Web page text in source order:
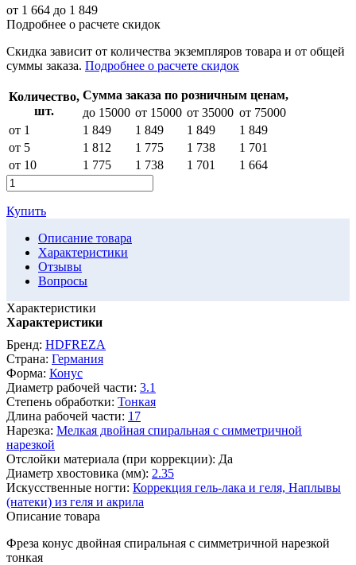
Характеристики
Характеристики
Бренд: HDFREZA
Страна: Германия
Форма: Конус
Диаметр рабочей части: 3.1
Степень обработки: Тонкая
Длина рабочей части: 17
Нарезка: Мелкая двойная спиральная с симметричной
нарезкой
Отслойки материала (при коррекции): Да
Диаметр хвостовика (мм): 2.35
Искусственные ногти: Коррекция гель-лака и геля, Наплывы
(натеки) из геля и акрила
от 1 664 до 1 849
Подробнее о расчете скидок
Скидка зависит от количества экземпляров товара и от общей
суммы заказа. Подробнее о расчете скидок
Количество,
шт.
Сумма заказа по розничным ценам,
до 15000 от 15000 от 35000 от 75000
от 1
1 849 1 849 1 849
1 849
от 5
1 812 1 775 1 738
1 701
от 10
1 775 1 738 1 701 1 664
Купить
Описание товара
Характеристики
Отзывы
Вопросы
Описание товара
Фреза конус двойная спиральная с симметричной нарезкой
тонкая